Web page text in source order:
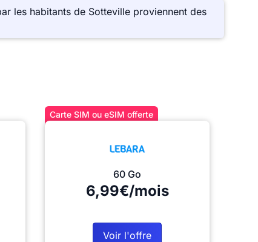
les habitants de Sotteville proviennent des
Carte SIM ou eSIM offerte
60 Go
6,99€/mois
Voir l'offre